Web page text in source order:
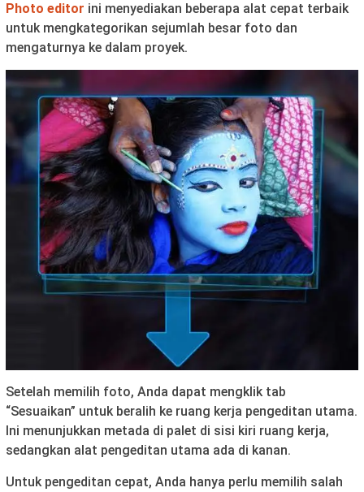
Photo editor ini menyediakan beberapa alat cepat terbaik
untuk mengkategorikan sejumlah besar foto dan
mengaturnya ke dalam proyek.
Setelah memilih foto, Anda dapat mengklik tab
“Sesuaikan” untuk beralih ke ruang kerja pengeditan utama.
Ini menunjukkan metada di palet di sisi kiri ruang kerja,
sedangkan alat pengeditan utama ada di kanan.
Untuk pengeditan cepat, Anda hanya perlu memilih salah